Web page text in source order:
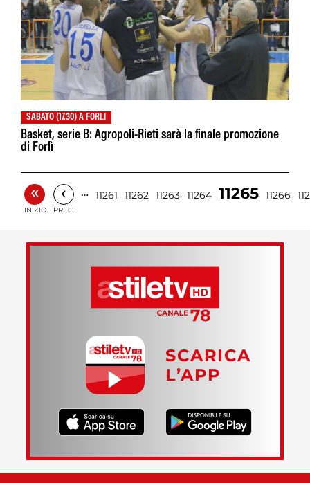
SABATO (17.30) A FORLI
Basket, serie B: Agropoli-Rieti sarà la finale promozione
di Forlì
«
INIZIO
‹
PREC.
… 11261 11262 11263 11264 11265 11266
SCARICA
L’APP